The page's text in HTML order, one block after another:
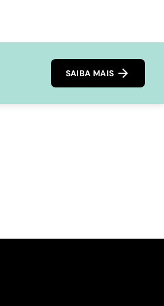
SAIBA MAIS